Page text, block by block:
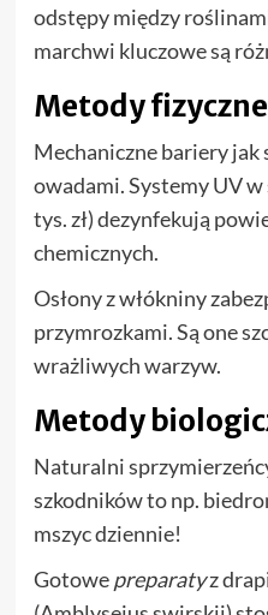
odstępy między
marchwi kluczowe są
Metody fizyczne
Mechaniczne bariery
owadami. Systemy UV
tys. zł) dezynfekują
chemicznych.
Osłony z włókniny
przymrozkami. Są one
wrażliwych warzyw.
Metody
Naturalni
szkodników to np.
mszyc dziennie!
Gotowepreparatyz